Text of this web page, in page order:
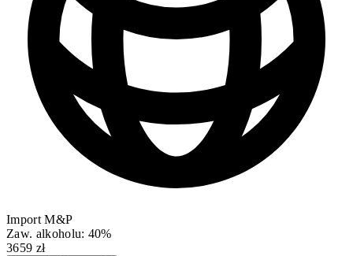
Import M&P
Zaw. alkoholu: 40%
3659 zł